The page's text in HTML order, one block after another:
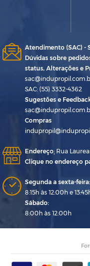
Atendimento (SAC) -
Dúvidas sobre
status, Alterações e
SAC: (55) 3332-4362
Sugestões e
Compras
Endereço: Rua
Clique no endereço
Segunda a sexta-feira:
8:15h às 12:00h e
Sábado:
8:00h às 12:00h